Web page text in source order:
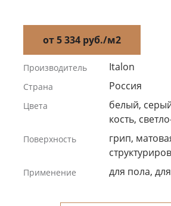
от 5 334 руб./м2
Производитель Italon
Страна Россия
Цвета
белый,
кость,
Поверхность
грип,
Применение для пола,